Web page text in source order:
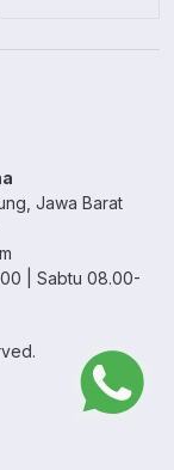
Jawa Barat
| Sabtu 08.00-